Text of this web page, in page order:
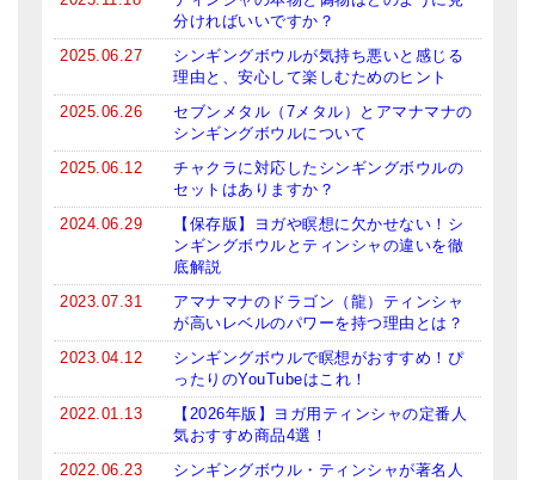
アマナマナのティンシャ
プレミアム・ティンシャ（L・M）
ベーシック・ティンシャ（4種）
ティンシャケース
チベット・真マントラ香
お香定期購入（ラクとくサブスク）
チベット高僧のオラクルカード
ベル＆ドルジェ
シンギングボウル入門本・CD
アウトレット
分ければいいですか？
2025.06.27
シンギングボウルが気持ち悪いと感じる
理由と、安心して楽しむためのヒント
2025.06.26
セブンメタル（7メタル）とアマナマナの
シンギングボウルについて
2025.06.12
チャクラに対応したシンギングボウルの
セットはありますか？
2024.06.29
【保存版】ヨガや瞑想に欠かせない！シ
ンギングボウルとティンシャの違いを徹
底解説
2023.07.31
アマナマナのドラゴン（龍）ティンシャ
が高いレベルのパワーを持つ理由とは？
2023.04.12
シンギングボウルで瞑想がおすすめ！ぴ
ったりのYouTubeはこれ！
2022.01.13
【2026年版】ヨガ用ティンシャの定番人
気おすすめ商品4選！
2022.06.23
シンギングボウル・ティンシャが著名人